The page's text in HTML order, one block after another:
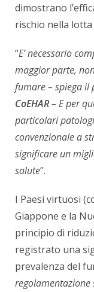
dimostrano
rischio nella
“E’ necessario
maggior parte,
fumare – spiega il
CoEHAR– E per
particolari
convenzionale a
significare un
salute”.
I Paesi virtuosi
Giappone e la
principio di
registrato una
prevalenza del